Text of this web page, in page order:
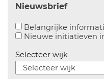
Nieuwsbrief
Belangrijke
Nieuwe initiatieven
Selecteer wijk